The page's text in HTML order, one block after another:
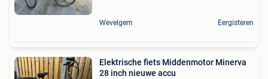
Wevelgem Eergisteren
Elektrische fiets Middenmotor Minerva
28 inch nieuwe accu